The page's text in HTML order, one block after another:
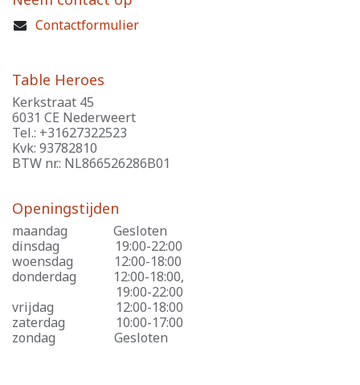
Contactformulier
Table Heroes
Kerkstraat 45
6031 CE Nederweert
Tel.: +31627322523
Kvk: 93782810
BTW nr.: NL866526286B01
Openingstijden
maandag
​Gesloten
dinsdag
​19:00-22:00
woensdag
​12:00-18:00
donderdag
​12:00-18:00,
​19:00-22:00
vrijdag
​12:00-18:00
zaterdag
​10:00-17:00
zondag
​Gesloten